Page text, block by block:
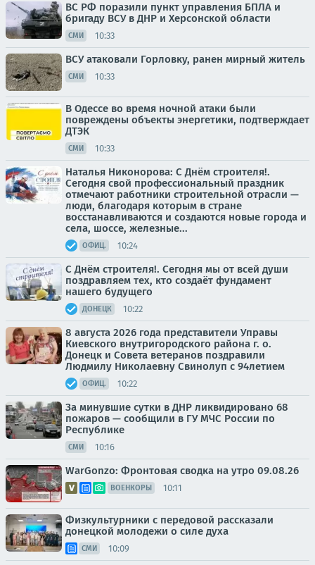
ВС РФ поразили пункт управления БПЛА и
бригаду ВСУ в ДНР и Херсонской области
СМИ 10:33
ВСУ атаковали Горловку, ранен мирный житель
СМИ 10:33
В Одессе во время ночной атаки были
повреждены объекты энергетики, подтверждает
ДТЭК
СМИ 10:33
Наталья Никонорова: С Днём строителя!.
Сегодня свой профессиональный праздник
отмечают работники строительной отрасли —
люди, благодаря которым в стране
восстанавливаются и создаются новые города и
села, шоссе, железные...
ОФИЦ. 10:24
С Днём строителя!. Сегодня мы от всей души
поздравляем тех, кто создаёт фундамент
нашего будущего
ДОНЕЦК 10:22
8 августа 2026 года представители Управы
Киевского внутригородского района г. о.
Донецк и Совета ветеранов поздравили
Людмилу Николаевну Свинолуп с 94летием
ОФИЦ. 10:22
За минувшие сутки в ДНР ликвидировано 68
пожаров — сообщили в ГУ МЧС России по
Республике
СМИ 10:16
WarGonzo: Фронтовая сводка на утро 09.08.26
ВОЕНКОРЫ 10:11
Физкультурники с передовой рассказали
донецкой молодежи о силе духа
СМИ 10:09